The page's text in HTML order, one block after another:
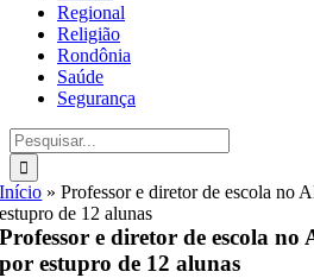
Regional
Religião
Rondônia
Saúde
Segurança
Buscar
resultados
para:
Início »Professor e diretor de escola no
estupro de 12 alunas
Professor e diretor de escola no
por estupro de 12 alunas